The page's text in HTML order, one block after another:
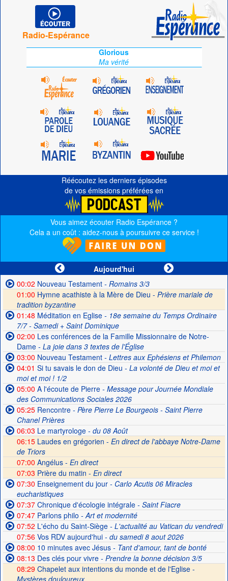
Radio-Espérance
Glorious
Ma vérité
Réécoutez les derniers épisodes
de vos émissions préférées en
Vous aimez écouter Radio Espérance ?
Cela a un coût : aidez-nous à poursuivre ce service !
Aujourd'hui
00:02 Nouveau Testament- Romains 3/3
01:00 Hymne acathiste à la Mère de Dieu - Prière mariale de
tradition byzantine
01:48 Méditation en Eglise- 18e semaine du Temps Ordinaire
7/7 - Samedi + Saint Dominique
02:00 Les conférences de la Famille Missionnaire de Notre-
Dame- La joie dans 3 textes de l'Église
03:00 Nouveau Testament- Lettres aux Ephésiens et Philemon
04:01 Si tu savais le don de Dieu - La volonté de Dieu et moi et
moi et moi ! 1/2
05:00 A l'écoute de Pierre- Message pour Journée Mondiale
des Communications Sociales 2026
05:25Rencontre- Père Pierre Le Bourgeois - Saint Pierre
Chanel Prières
06:03 Le martyrologe- du 08 Août
06:15Laudes en grégorien - En direct de l'abbaye Notre-Dame
de Triors
07:00 Angélus - En direct
07:03 Prière du matin - En direct
07:30 Enseignement du jour- Carlo Acutis 06 Miracles
eucharistiques
07:37Chronique d'écologie intégrale- Saint Fiacre
07:47Parlons philo - Art et modernité
07:52 L'écho du Saint-Siège- L'actualité au Vatican du vendredi
07:56Vos RDV aujourd'hui- du samedi 8 aout 2026
08:00 10 minutes avec Jésus- Tant d'amour, tant de bonté
08:13 Des clés pour vivre- Prendre la bonne décision 3/5
08:29 Chapelet aux intentions du monde et de l'Eglise -
Mystères douloureux